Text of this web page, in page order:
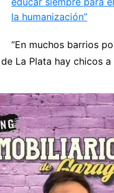
la humanización”
“En muchos barrios
La Plata hay chicos